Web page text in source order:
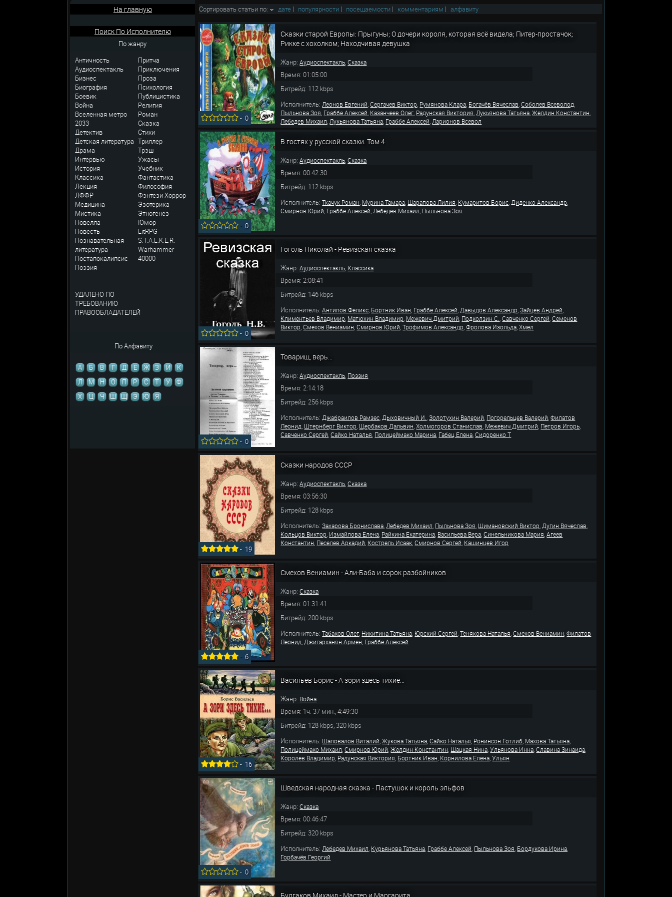
На главную
Поиск По Исполнителю
По жанру
Античность
Аудиоспектакль
Бизнес
Биография
Боевик
Война
Вселенная метро
2033
Детектив
Детская литература
Драма
Интервью
История
Классика
Лекция
ЛФФР
Медицина
Мистика
Новелла
Повесть
Познавательная
литература
Постапокалипсис
Поэзия
УДАЛЕНО ПО
ТРЕБОВАНИЮ
ПРАВООБЛАДАТЕЛЕЙ
Притча
Приключения
Проза
Психология
Публицистика
Религия
Роман
Сказка
Стихи
Триллер
Трэш
Ужасы
Учебник
Фантастика
Философия
ФэнтезиХоррор
Эзотерика
Этногенез
Юмор
LitRPG
S.T.A.L.K.E.R.
Warhammer
40000
По Алфавиту
А Б В Г Д Е Ж З И
К
Л
М Н О П Р С Т У
Ф
Х
Ц Ч Ш Щ Э Ю Я
Сортировать статьи по: дате | популярности | посещаемости | комментариям | алфавиту
-0
Сказки старой Европы: Прыгуны; О дочери короля, которая всё видела; Питер-простачок;
Рикке с хохолком; Находчивая девушка
Жанр:Аудиоспектакль,Сказка
Время: 01:05:00
Битрейд: 112 kbps
Исполнитель:Леонов Евгений,Сергачев Виктор, Румянова Клара, Богачёв Вячеслав,Соболев Всеволод,
Пыльнова Зоя, Граббе Алексей, Казанчеев Олег, Радунская Виктория,Лукьянова Татьяна,Желдин Константин,
Лебедев Михаил,Лукьянова Татьяна, Граббе Алексей,Ларионов Всевол
-0
В гостях у русской сказки. Том 4
Жанр:Аудиоспектакль,Сказка
Время: 00:42:30
Битрейд: 112 kbps
Исполнитель:Ткачук Роман, Мурина Тамара, Шарапова Лилия, Кумаритов Борис,Диденко Александр,
Смирнов Юрий, Граббе Алексей,Лебедев Михаил, Пыльнова Зоя
-0
Гоголь Николай - Ревизская сказка
Жанр:Аудиоспектакль, Классика
Время: 2:08:41
Битрейд: 146 kbps
Исполнитель:Антипов Феликс, Бортник Иван, Граббе Алексей,Давыдов Александр,Зайцев Андрей,
Климентьев Владимир, Матюхин Владимир, Межевич Дмитрий, Подколзин С.,Савченко Сергей,Семенов
Виктор,Смехов Вениамин,Смирнов Юрий,Трофимов Александр,Фролова Изольда,Хмел
-0
Товарищ, верь...
Жанр:Аудиоспектакль, Поэзия
Время: 2:14:18
Битрейд: 256 kbps
Исполнитель:Джабраилов Рамзес,Дыховичный И.,Золотухин Валерий, Погорельцев Валерий,Филатов
Леонид, Штернберг Виктор, Щербаков Дальвин,Холмогоров Станислав, Межевич Дмитрий, Петров Игорь,
Савченко Сергей,Сайко Наталья, Полицеймако Марина, Габец Елена,Сидоренко Т
- 19
Сказки народов СССР
Жанр:Аудиоспектакль ,Сказка
Время: 03:56:30
Битрейд: 128 kbps
Исполнитель:Захарова Бронислава Лебедев Михаил Пыльнова Зоя Шимановский Виктор Дугин Вячеслав
Кольцов Виктор Измайлова Елена Райкина Екатерина Васильева Вера ,Синельникова Мария ,Агеев
Константин Песелев Аркадий Кострель Исаак ,Смирнов Сергей Кашинцев Игор
-6
Смехов Вениамин - Али-Баба и сорок разбойников
Жанр:Сказка
Время: 01:31:41
Битрейд: 200 kbps
Исполнитель:Табаков Олег, Никитина Татьяна, Юрский Сергей,Тенякова Наталья,Смехов Вениамин,Филатов
Леонид,Джигарханян Армен, Граббе Алексей
- 16
Васильев Борис - А зори здесь тихие...
Жанр: Война
Время: 1ч. 37 мин., 4:49:30
Битрейд: 128 kbps, 320 kbps
Исполнитель: Шаповалов Виталий,Жукова Татьяна,Сайко Наталья, Ронинсон Готлиб, Махова Татьяна,
Полицеймако Михаил,Смирнов Юрий,Желдин Константин, Шацкая Нина,Ульянова Инна,Славина Зинаида,
Королев Владимир, Радунская Виктория, Бортник Иван, Корнилова Елена,Ульян
-0
Шведская народная сказка - Пастушок и король эльфов
Жанр:Сказка
Время: 00:46:47
Битрейд: 320 kbps
Исполнитель:Лебедев Михаил, Курьянова Татьяна, Граббе Алексей, Пыльнова Зоя, Бордукова Ирина,
Горбачёв Георгий